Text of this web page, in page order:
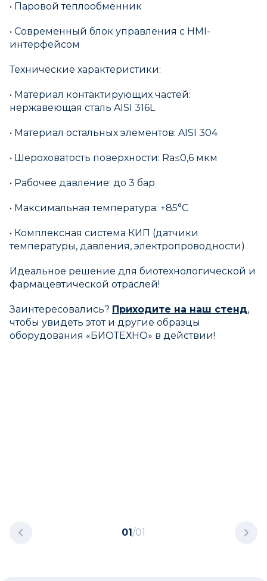
• Паровой теплообменник
• Современный блок управления с HMI-
интерфейсом
Технические характеристики:
• Материал контактирующих частей:
нержавеющая сталь AISI 316L
• Материал остальных элементов: AISI 304
• Шероховатость поверхности: Ra≤0,6 мкм
• Рабочее давление: до 3 бар
• Максимальная температура: +85°C
• Комплексная система КИП (датчики
температуры, давления, электропроводности)
Идеальное решение для биотехнологической и
фармацевтической отраслей!
Заинтересовались? Приходите на наш стенд,
чтобы увидеть этот и другие образцы
оборудования «БИОТЕХНО» в действии!
01/01